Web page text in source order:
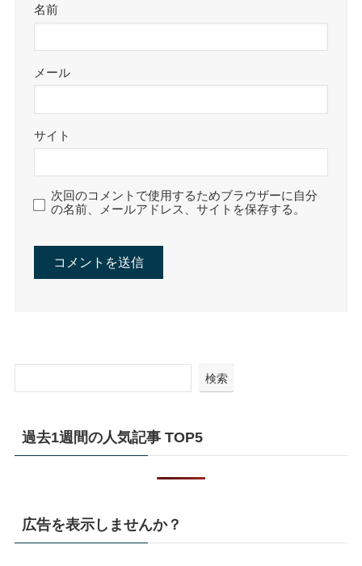
名前
メール
サイト
次回のコメントで使用するためブラウザーに自分
の名前、メールアドレス、サイトを保存する。
検索
過去1週間の人気記事 TOP5
広告を表示しませんか？